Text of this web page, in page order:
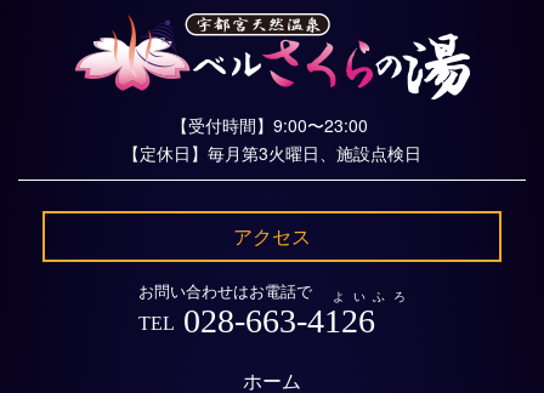
【受付時間】9:00〜23:00
【定休日】毎月第3火曜日、施設点検日
アクセス
お問い合わせはお電話で よいふろ
TEL 028-663-4126
ホーム